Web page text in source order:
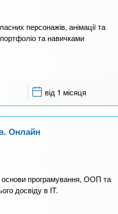
персонажів, анімації та
та навичками
від 1 місяця
Онлайн
основи програмування, ООП та
досвіду в IT.